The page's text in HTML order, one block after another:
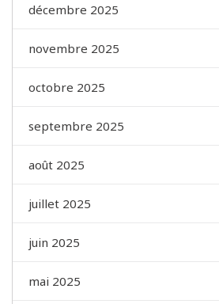
décembre 2025
novembre 2025
octobre 2025
septembre 2025
août 2025
juillet 2025
juin 2025
mai 2025